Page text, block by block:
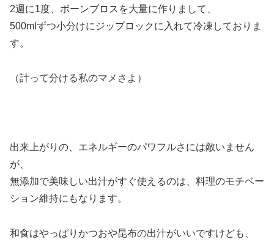
2週に1度、ボーンブロスを大量に作りまして、
500mlずつ小分けにジップロックに入れて冷凍しておりま
す。
（計って分ける私のマメさよ）
出来上がりの、エネルギーのパワフルさには敵いません
が、
無添加で美味しい出汁がすぐ使えるのは、料理のモチベー
ション維持にもなります。
和食はやっぱりかつおや昆布の出汁がいいですけども、